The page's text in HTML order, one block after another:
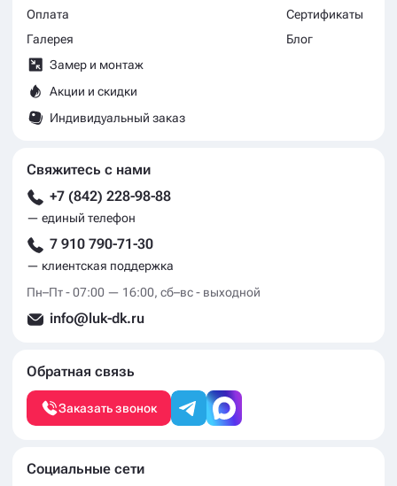
Оплата
Галерея
Замер и монтаж
Акции и скидки
Индивидуальный заказ
Сертификаты
Блог
Свяжитесь с нами
+7 (842) 228-98-88
— единый телефон
7 910 790-71-30
— клиентская поддержка
Пн–Пт - 07:00 — 16:00, сб–вс - выходной
info@luk-dk.ru
Обратная связь
Заказать звонок
Социальные сети